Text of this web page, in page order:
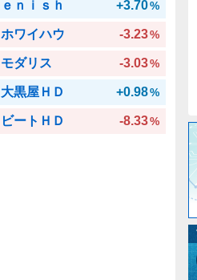
ｅｎｉｓｈ +3.70%
ホワイハウ -3.23%
モダリス -3.03%
大黒屋ＨＤ +0.98%
ビートＨＤ -8.33%